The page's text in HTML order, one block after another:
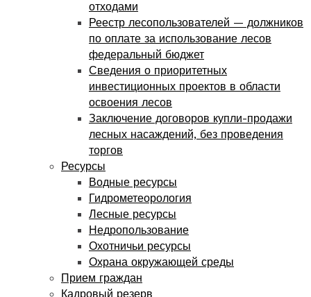
отходами
Реестр лесопользователей — должников
по оплате за использование лесов
федеральный бюджет
Сведения о приоритетных
инвестиционных проектов в области
освоения лесов
Заключение договоров купли-продажи
лесных насаждений, без проведения
торгов
Ресурсы
Водные ресурсы
Гидрометеорология
Лесные ресурсы
Недропользование
Охотничьи ресурсы
Охрана окружающей среды
Прием граждан
Кадровый резерв